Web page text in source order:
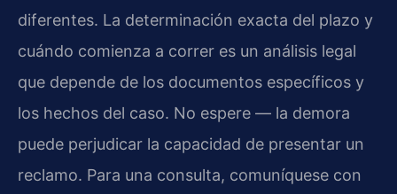
diferentes. La determinación exacta del plazo y
cuándo comienza a correr es un análisis legal
que depende de los documentos específicos y
los hechos del caso. No espere — la demora
puede perjudicar la capacidad de presentar un
reclamo. Para una consulta, comuníquese con